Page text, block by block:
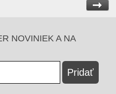
NOVINIEK A NA